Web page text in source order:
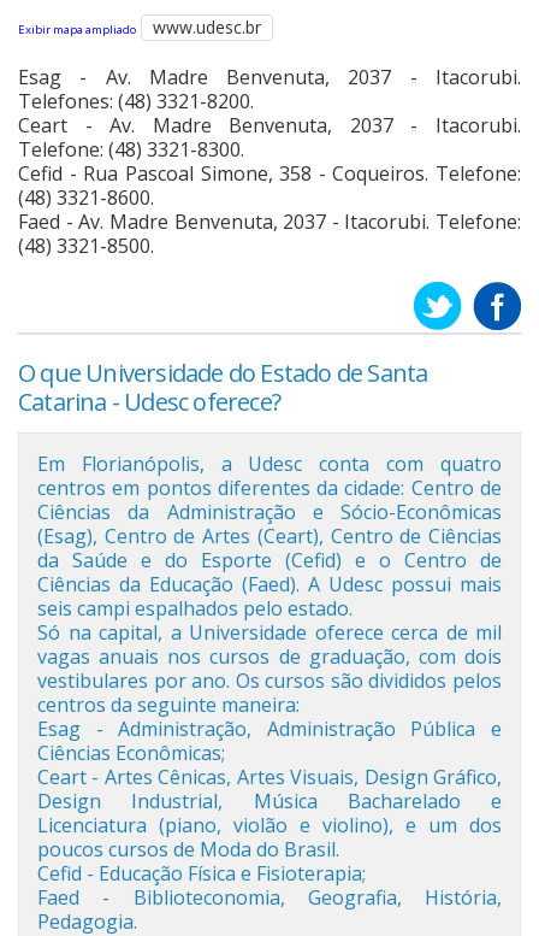
Cinema
Agenda Cultural
Anuncie
Exibir mapa ampliado www.udesc.br
Esag - Av. Madre Benvenuta, 2037 - Itacorubi.
Telefones: (48) 3321-8200.
Ceart - Av. Madre Benvenuta, 2037 - Itacorubi.
Telefone: (48) 3321-8300.
Cefid - Rua Pascoal Simone, 358 - Coqueiros. Telefone:
(48) 3321-8600.
Faed - Av. Madre Benvenuta, 2037 - Itacorubi. Telefone:
(48) 3321-8500.
O que Universidade do Estado de Santa
Catarina - Udesc oferece?
Em Florianópolis, a Udesc conta com quatro
centros em pontos diferentes da cidade: Centro de
Ciências da Administração e Sócio-Econômicas
(Esag), Centro de Artes (Ceart), Centro de Ciências
da Saúde e do Esporte (Cefid) e o Centro de
Ciências da Educação (Faed). A Udesc possui mais
seis campi espalhados pelo estado.
Só na capital, a Universidade oferece cerca de mil
vagas anuais nos cursos de graduação, com dois
vestibulares por ano. Os cursos são divididos pelos
centros da seguinte maneira:
Esag - Administração, Administração Pública e
Ciências Econômicas;
Ceart - Artes Cênicas, Artes Visuais, Design Gráfico,
Design Industrial, Música Bacharelado e
Licenciatura (piano, violão e violino), e um dos
poucos cursos de Moda do Brasil.
Cefid - Educação Física e Fisioterapia;
Faed - Biblioteconomia, Geografia, História,
Pedagogia.